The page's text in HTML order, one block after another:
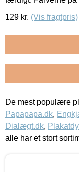
129 kr. (Vis fragtpris)
De mest populære
Papapapa.dk,
Dialægt.dk,
alle har et stort